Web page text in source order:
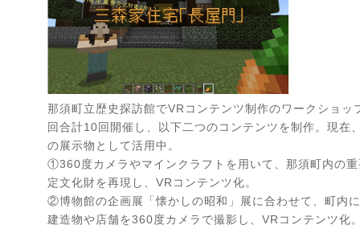
那須町立歴史探訪館でVRコンテンツ制作のワークショッ
回合計10回開催し、以下二つのコンテンツを制作。現在
の展示物として活用中。
①360度カメラやマインクラフトを用いて、那須町内の
定文化財を再現し、VRコンテンツ化。
②博物館の企画展「懐かしの昭和」展に合わせて、町内
建造物や店舗を360度カメラで撮影し、VRコンテンツ化